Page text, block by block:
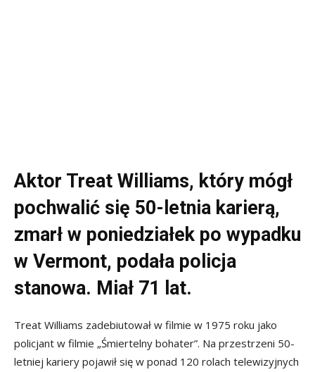
Aktor Treat Williams, który mógł
pochwalić się 50-letnia karierą,
zmarł w poniedziałek po wypadku
w Vermont, podała policja
stanowa. Miał 71 lat.
Treat Williams zadebiutował w filmie w 1975 roku jako
policjant w filmie „Śmiertelny bohater”. Na przestrzeni 50-
letniej kariery pojawił się w ponad 120 rolach telewizyjnych